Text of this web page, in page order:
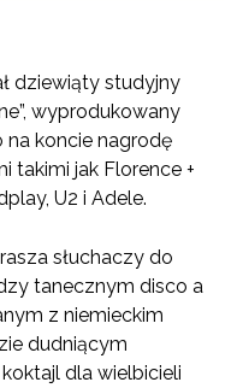
dziewiąty studyjny
wyprodukowany
na koncie nagrodę
takimi jak Florence +
U2 i Adele.
słuchaczy do
tanecznym disco a
z niemieckim
dudniącym
dla wielbicieli